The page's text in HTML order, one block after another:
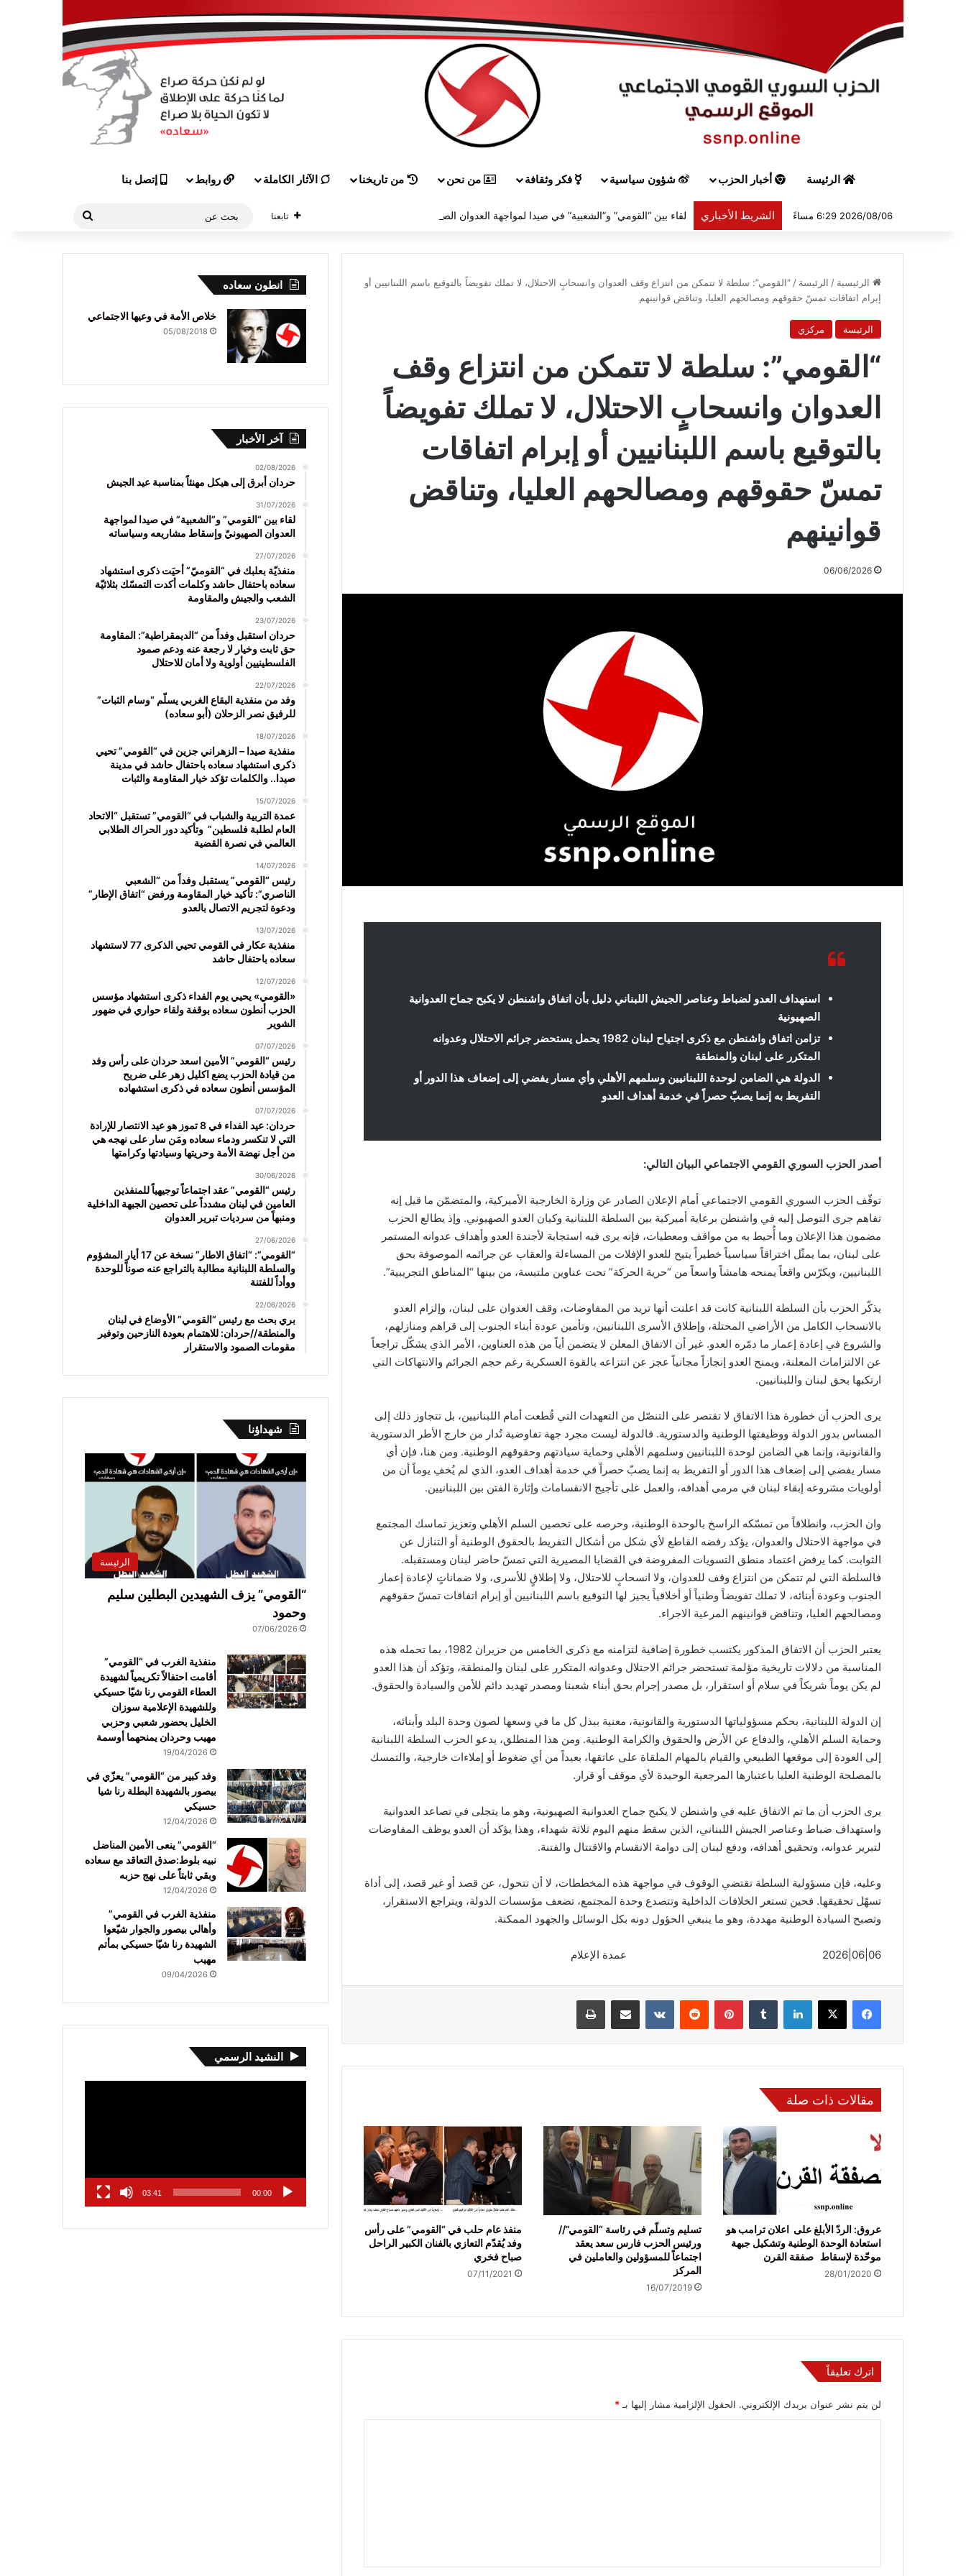
الرئيسة أخبار الحزب شؤون سياسية فكر وثقافة من نحن من تاريخنا الآثار الكاملة روابط إتصل بنا
2026/08/06 6:29 مساءً الشريط الأخباري تابعنا
بحث
الرئيسية / الرئيسة / “القومي”: سلطة لا تتمكن من انتزاع وقف العدوان وانسحابٍ الاحتلال، لا تملك تفويضاً بالتوقيع باسم اللبنانيين أو
إبرام اتفاقات تمسّ حقوقهم ومصالحهم العليا، وتناقض قوانينهم
الرئيسة مركزي
“القومي”: سلطة لا تتمكن من انتزاع وقف
العدوان وانسحابٍ الاحتلال، لا تملك تفويضاً
بالتوقيع باسم اللبنانيين أو إبرام اتفاقات
تمسّ حقوقهم ومصالحهم العليا، وتناقض
قوانينهم
06/06/2026
استهداف العدو لضباط وعناصر الجيش اللبناني دليل بأن اتفاق واشنطن لا يكبح جماح العدوانية
الصهيونية
تزامن اتفاق واشنطن مع ذكرى اجتياح لبنان 1982 يحمل يستحضر جرائم الاحتلال وعدوانه
المتكرر على لبنان والمنطقة
الدولة هي الضامن لوحدة اللبنانيين وسلمهم الأهلي وأي مسار يفضي إلى إضعاف هذا الدور أو
التفريط به إنما يصبّ حصراً في خدمة أهداف العدو
أصدر الحزب السوري القومي الاجتماعي البيان التالي:
توقّف الحزب السوري القومي الاجتماعي أمام الإعلان الصادر عن وزارة الخارجية الأميركية، والمتضمّن ما قيل إنه
تفاهم جرى التوصل إليه في واشنطن برعاية أميركية بين السلطة اللبنانية وكيان العدو الصهيوني. وإذ يطالع الحزب
مضمون هذا الإعلان وما أُحيط به من مواقف ومعطيات، فإنه يرى فيه استجابة لأجندة العدو وأهداف عدوانه المستمر
على لبنان، بما يمثّل اختراقاً سياسياً خطيراً يتيح للعدو الإفلات من المساءلة والعقاب عن جرائمه الموصوفة بحق
اللبنانيين، ويكرّس واقعاً يمنحه هامشاً واسعاً من “حرية الحركة” تحت عناوين ملتبسة، من بينها “المناطق التجريبية”.
يذكّر الحزب بأن السلطة اللبنانية كانت قد اعلنت أنها تريد من المفاوضات، وقف العدوان على لبنان، وإلزام العدو
بالانسحاب الكامل من الأراضي المحتلة، وإطلاق الأسرى اللبنانيين، وتأمين عودة أبناء الجنوب إلى قراهم ومنازلهم،
والشروع في إعادة إعمار ما دمّره العدو. غير أن الاتفاق المعلن لا يتضمن أياً من هذه العناوين، الأمر الذي يشكّل تراجعاً
عن الالتزامات المعلنة، ويمنح العدو إنجازاً مجانياً عجز عن انتزاعه بالقوة العسكرية رغم حجم الجرائم والانتهاكات التي
ارتكبها بحق لبنان واللبنانيين.
يرى الحزب أن خطورة هذا الاتفاق لا تقتصر على التنصّل من التعهدات التي قُطعت أمام اللبنانيين، بل تتجاوز ذلك إلى
المساس بدور الدولة ووظيفتها الوطنية والدستورية. فالدولة ليست مجرد جهة تفاوضية تُدار من خارج الأطر الدستورية
والقانونية، وإنما هي الضامن لوحدة اللبنانيين وسلمهم الأهلي وحماية سيادتهم وحقوقهم الوطنية. ومن هنا، فإن أي
مسار يفضي إلى إضعاف هذا الدور أو التفريط به إنما يصبّ حصراً في خدمة أهداف العدو، الذي لم يُخفِ يوماً أن من
أولويات مشروعه إبقاء لبنان في مرمى أهدافه، والعمل على تأجيج الانقسامات وإثارة الفتن بين اللبنانيين.
وان الحزب، وانطلاقاً من تمسّكه الراسخ بالوحدة الوطنية، وحرصه على تحصين السلم الأهلي وتعزيز تماسك المجتمع
في مواجهة الاحتلال والعدوان، يؤكد رفضه القاطع لأي شكل من أشكال التفريط بالحقوق الوطنية أو التنازل عن
الثوابت. كما يرفض اعتماد منطق التسويات المفروضة في القضايا المصيرية التي تمسّ حاضر لبنان ومستقبله.
فالسلطة التي لم تتمكن من انتزاع وقف للعدوان، ولا انسحابٍ للاحتلال، ولا إطلاقٍ للأسرى، ولا ضماناتٍ لإعادة إعمار
الجنوب وعودة أبنائه، لا تملك تفويضاً وطنياً أو أخلاقياً يجيز لها التوقيع باسم اللبنانيين أو إبرام اتفاقات تمسّ حقوقهم
ومصالحهم العليا، وتناقض قوانينهم المرعية الاجراء.
يعتبر الحزب أن الاتفاق المذكور يكتسب خطورة إضافية لتزامنه مع ذكرى الخامس من حزيران 1982، بما تحمله هذه
المناسبة من دلالات تاريخية مؤلمة تستحضر جرائم الاحتلال وعدوانه المتكرر على لبنان والمنطقة، وتؤكد أن هذا العدو
لم يكن يوماً شريكاً في سلام أو استقرار، بل مصدر إجرام بحق أبناء شعبنا ومصدر تهديد دائم للأمن والسيادة والحقوق.
إن الدولة اللبنانية، بحكم مسؤولياتها الدستورية والقانونية، معنية ببذل كل ما في وسعها لصون وحدة البلد وأبنائه،
وحماية السلم الأهلي، والدفاع عن الأرض والحقوق والكرامة الوطنية. ومن هذا المنطلق، يدعو الحزب السلطة اللبنانية
إلى العودة إلى موقعها الطبيعي والقيام بالمهام الملقاة على عاتقها، بعيداً من أي ضغوط أو إملاءات خارجية، والتمسك
بالمصلحة الوطنية العليا باعتبارها المرجعية الوحيدة لأي موقف أو قرار.
يرى الحزب أن ما تم الاتفاق عليه في واشنطن لا يكبح جماح العدوانية الصهيونية، وهو ما يتجلى في تصاعد العدوانية
واستهداف ضباط وعناصر الجيش اللبناني، الذين سقط منهم اليوم ثلاثة شهداء، وهذا يؤكد أن العدو يوظف المفاوضات
لتبرير عدوانه، وتحقيق أهدافه، ودفع لبنان إلى دوامة الانقسام والاقتتال والفتنة.
وعليه، فإن مسؤولية السلطة تقتضي الوقوف في مواجهة هذه المخططات، لا أن تتحول، عن قصد أو غير قصد، إلى أداة
تسهّل تحقيقها. فحين تستعر الخلافات الداخلية وتتصدع وحدة المجتمع، تضعف مؤسسات الدولة، ويتراجع الاستقرار،
وتصبح السيادة الوطنية مهددة، وهو ما ينبغي الحؤول دونه بكل الوسائل والجهود الممكنة.
06|06|2026 عمدة الإعلام
فيسبوك ‫X لينكدإن بينتيريست مشاركة عبر البريد طباعة
مقالات ذات صلة
عروق: الردّ الأبلغ على اعلان ترامب هو
استعادة الوحدة الوطنية وتشكيل جبهة
موحّدة لإسقاط صفقة القرن
28/01/2020
تسليم وتسلّم في رئاسة “القومي”//
ورئيس الحزب فارس سعد يعقد
اجتماعاً للمسؤولين والعاملين في
المركز
16/07/2019
منفذ عام حلب في “القومي” على رأس
وفد يُقدّم التعازي بالفنان الكبير الراحل
صباح فخري
07/11/2021
اترك تعليقاً
لن يتم نشر عنوان بريدك الإلكتروني. الحقول الإلزامية مشار إليها بـ *
انطون سعاده
خلاص الأمة في وعيها الاجتماعي
05/08/2018
آخر الأخبار
02/08/2026
حردان أبرق إلى هيكل مهنئاً بمناسبة عيد الجيش
31/07/2026
لقاء بين “القومي” و”الشعبية” في صيدا لمواجهة
العدوان الصهيونيّ وإسقاط مشاريعه وسياساته
27/07/2026
منفذيّة بعلبك في “القوميّ” أحيَت ذكرى استشهاد
سعاده باحتفال حاشد وكلمات أكدت التمسّك بثلاثيّة
الشعب والجيش والمقاومة
23/07/2026
حردان استقبل وفداً من “الديمقراطية”: المقاومة
حق ثابت وخيار لا رجعة عنه ودعم صمود
الفلسطينيين أولوية ولا أمان للاحتلال
22/07/2026
وفد من منفذية البقاع الغربي يسلّم “وسام الثبات”
للرفيق نصر الزحلان (أبو سعاده)
18/07/2026
منفذية صيدا – الزهراني جزين في “القومي” تحيي
ذكرى استشهاد سعاده باحتفال حاشد في مدينة
صيدا.. والكلمات تؤكد خيار المقاومة والثبات
15/07/2026
عمدة التربية والشباب في “القومي” تستقبل “الاتحاد
العام لطلبة فلسطين” وتأكيد دور الحراك الطلابي
العالمي في نصرة القضية
14/07/2026
رئيس “القومي” يستقبل وفداً من “الشعبي
الناصري”: تأكيد خيار المقاومة ورفض “اتفاق الإطار”
ودعوة لتجريم الاتصال بالعدو
13/07/2026
منفذية عكار في القومي تحيي الذكرى 77 لاستشهاد
سعاده باحتفال حاشد
12/07/2026
«القومي» يحيي يوم الفداء ذكرى استشهاد مؤسس
الحزب أنطون سعاده بوقفة ولقاء حواري في ضهور
الشوير
07/07/2026
رئيس “القومي” الأمين اسعد حردان على رأس وفد
من قيادة الحزب يضع اكليل زهر على ضريح
المؤسس أنطون سعاده في ذكرى استشهاده
07/07/2026
حردان: عيد الفداء في 8 تموز هو عيد الانتصار للإرادة
التي لا تنكسر ودماء سعاده ومَن سار على نهجه هي
من أجل نهضة الأمة وحريتها وسيادتها وكرامتها
30/06/2026
رئيس “القومي” عقد اجتماعاً توجيهياً للمنفذين
العامين في لبنان مشدداً على تحصين الجبهة الداخلية
ومنبهاً من سرديات تبرير العدوان
27/06/2026
“القومي”: “اتفاق الاطار” نسخة عن 17 أيار المشؤوم
والسلطة اللبنانية مطالبة بالتراجع عنه صوناً للوحدة
ووأداً للفتنة
22/06/2026
بري بحث مع رئيس “القومي” الأوضاع في لبنان
والمنطقة//حردان: للاهتمام بعودة النازحين وتوفير
مقومات الصمود والاستقرار
شهداؤنا
الرئيسة
“القومي” يزف الشهيدين البطلين سليم
وحمود
07/06/2026
منفذية الغرب في “القومي”
أقامت احتفالاً تكريمياً لشهيدة
العطاء القومي رنا شيّا حسيكي
وللشهيدة الإعلامية سوزان
الخليل بحضور شعبي وحزبي
مهيب وحردان يمنحهما أوسمة
19/04/2026
وفد كبير من “القومي” يعزّي في
بيصور بالشهيدة البطلة رنا شيا
حسيكي
12/04/2026
“القومي” ينعى الأمين المناضل
نبيه بلوط:صدق التعاقد مع سعاده
وبقي ثابتاً على نهج حزبه
12/04/2026
منفذية الغرب في القومي”
وأهالي بيصور والجوار شيّعوا
الشهيدة رنا شيّا حسيكي بمأتم
مهيب
09/04/2026
النشيد الرسمي
00:00
03:41